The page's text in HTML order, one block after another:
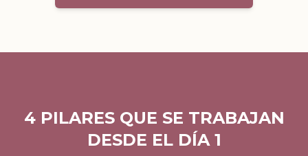
4 PILARES QUE SE TRABAJAN
DESDE EL DÍA 1